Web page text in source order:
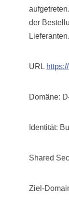
der
URL
Domäne:
Identität:
Shared
Ziel-